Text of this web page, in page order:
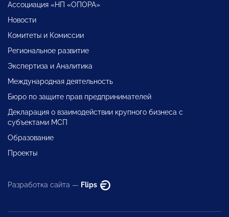
Ассоциация «НП «ОПОРА»
Новости
Комитеты и Комиссии
Региональное развитие
Экспертиза и Аналитика
Международная деятельность
Бюро по защите прав предпринимателей
Декларация о взаимодействии крупного бизнеса с
субъектами МСП
Образование
Проекты
Разработка сайта — Flips